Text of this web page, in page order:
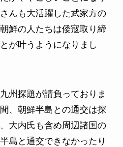
んも大活躍した武家方の
鮮の人たちは倭寇取り締
が叶うようになりまし
州探題が請負っておりま
、朝鮮半島との通交は探
大内氏も含め周辺諸国の
島と通交できなかったり